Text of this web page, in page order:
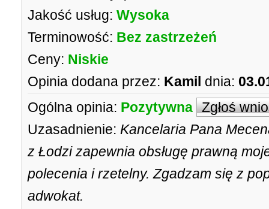
Jakość usług: Wysoka
Terminowość: Bez zastrzeżeń
Ceny: Niskie
Opinia dodana przez: Kamil dnia:
Ogólna opinia: Pozytywna Zgłoś
Uzasadnienie: Kancelaria Pana
z Łodzi zapewnia obsługę prawną
polecenia i rzetelny. Zgadzam się z
adwokat.